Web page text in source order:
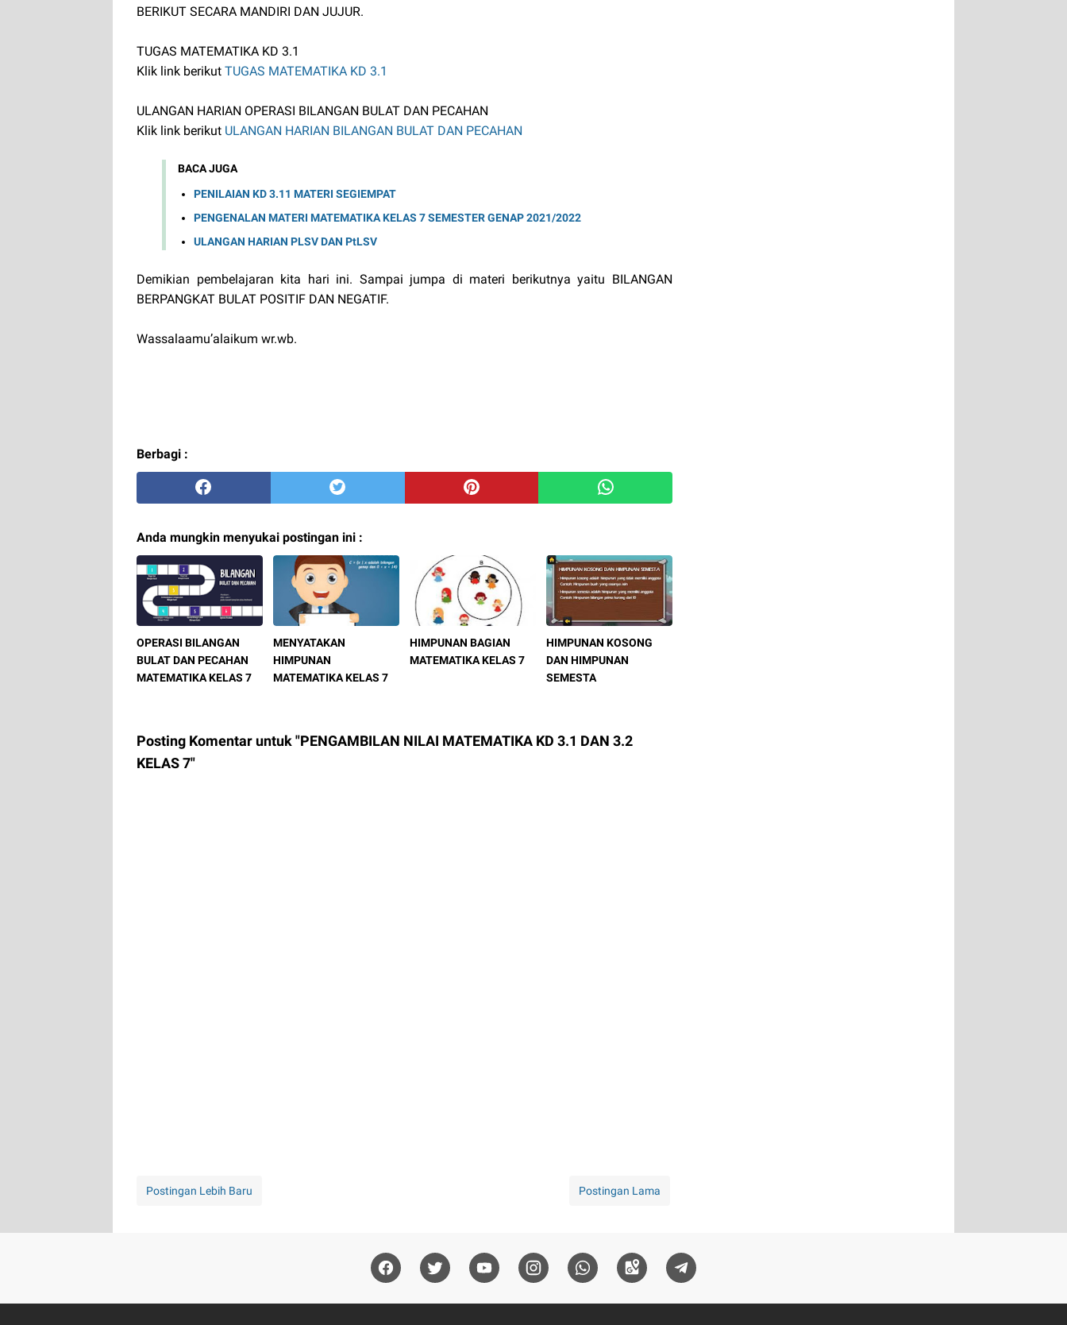
BERIKUT SECARA MANDIRI DAN JUJUR.
TUGAS MATEMATIKA KD 3.1
Klik link berikut TUGAS MATEMATIKA KD 3.1
ULANGAN HARIAN OPERASI BILANGAN BULAT DAN PECAHAN
Klik link berikut ULANGAN HARIAN BILANGAN BULAT DAN PECAHAN
BACA JUGA
PENILAIAN KD 3.11 MATERI SEGIEMPAT
PENGENALAN MATERI MATEMATIKA KELAS 7 SEMESTER GENAP 2021/2022
ULANGAN HARIAN PLSV DAN PtLSV
Demikian pembelajaran kita hari ini. Sampai jumpa di materi berikutnya yaitu BILANGAN
BERPANGKAT BULAT POSITIF DAN NEGATIF.
Wassalaamu’alaikum wr.wb.
Berbagi :
Anda mungkin menyukai postingan ini :
OPERASI BILANGAN
BULAT DAN PECAHAN
MATEMATIKA KELAS 7
MENYATAKAN
HIMPUNAN
MATEMATIKA KELAS 7
HIMPUNAN BAGIAN
MATEMATIKA KELAS 7
HIMPUNAN KOSONG
DAN HIMPUNAN
SEMESTA
Posting Komentar untuk "PENGAMBILAN NILAI MATEMATIKA KD 3.1 DAN 3.2
KELAS 7"
Postingan Lebih Baru Postingan Lama